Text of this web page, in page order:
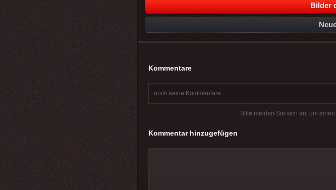
Bilder
Kommentare
noch keine Kommentare
Bitte melden Sie sich an, um
Kommentar hinzugefügen